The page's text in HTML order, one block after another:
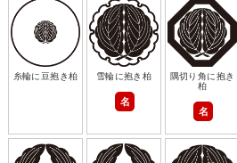
糸輪に豆抱き柏 雪輪に抱き柏
名
隅切り角に抱き
柏
名